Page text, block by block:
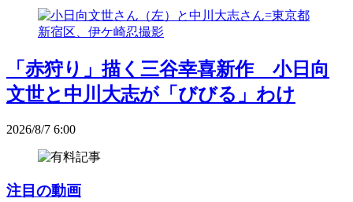
「赤狩り」描く三谷幸喜新作 小日向
文世と中川大志が「びびる」わけ
2026/8/7 6:00
注目の動画